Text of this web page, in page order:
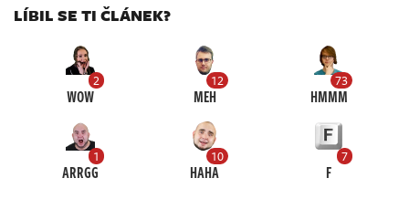
LÍBIL SE TI ČLÁNEK?
2
WOW
12
MEH
73
HMMM
1
ARRGG
10
HAHA
7
F